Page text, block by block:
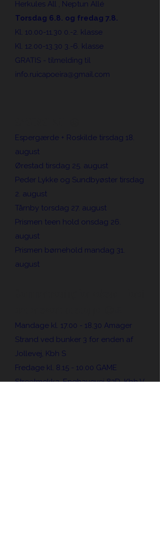
Herkules All , Neptun Allé
Torsdag 6.8. og fredag 7.8.
Kl. 10.00-11.30 0.-2. klasse
Kl. 12.00-13.30 3.-6. klasse
GRATIS - tilmelding til
info.ruicapoeira@gmail.com
Espergærde + Roskilde tirsdag 18.
august
Ørestad tirsdag 25. august
Peder Lykke og Sundbyøster tirsdag
2. august
Tårnby torsdag 27. august
Prismen teen hold onsdag 26.
august
Prismen børnehold mandag 31.
august
Mandage kl. 17.00 - 18.30 Amager
Strand ved bunker 3 for enden af
Jollevej, Kbh S
Fredage kl. 8.15 - 10.00 GAME
Streetmekka, Enghavevej 82D, Kbh V